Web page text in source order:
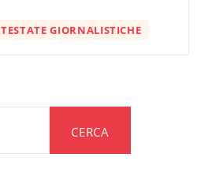
TESTATE GIORNALISTICHE
CERCA